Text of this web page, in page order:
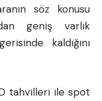
söz konusu
geniş varlık
kaldığını
tahvilleri ile spot